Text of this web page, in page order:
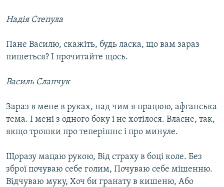
Надія Степула
Пане Василю, скажіть, будь ласка, що вам зараз
пишеться? І прочитайте щось.
Василь Слапчук
Зараз в мене в руках, над чим я працюю, афганська
тема. І мені з одного боку і не хотілося. Власне, так,
якщо трошки про теперішнє і про минуле.
Щоразу мацаю рукою, Від страху в боці коле. Без
зброї почуваю себе голим, Почуваю себе мішенню.
Відчуваю муку, Хоч би гранату в кишеню, Або